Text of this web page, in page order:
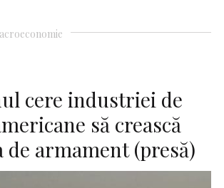
cere industriei de
să crească
armament (presă)